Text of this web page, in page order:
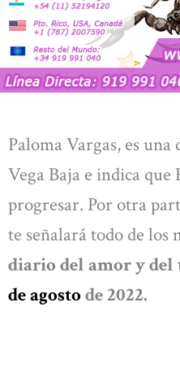
Paloma Vargas, es una
Vega Baja e indica que
progresar. Por otra
te señalará todo de los
diario del amor y del
de agosto de 2022.